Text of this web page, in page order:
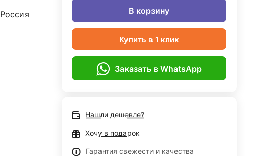
Россия
В корзину
Купить в 1 клик
Заказать в WhatsApp
Нашли дешевле?
Хочу в подарок
Гарантия свежести и качества